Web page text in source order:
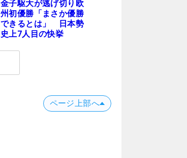
金子駆大が逃げ切り欧
州初優勝「まさか優勝
できるとは」 日本勢
史上7人目の快挙
ページ上部へ